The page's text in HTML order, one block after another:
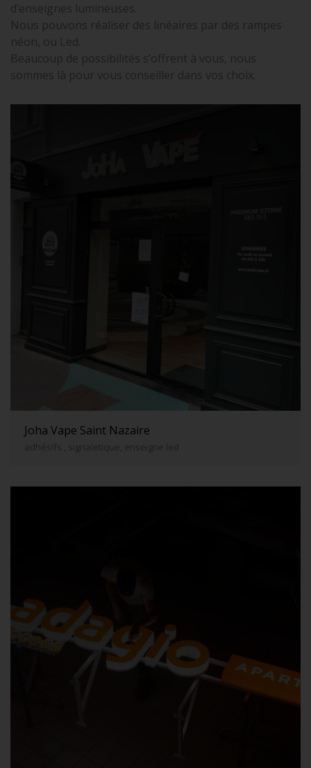
d’enseignes lumineuses.
Nous pouvons réaliser des linéaires par des rampes
néon, ou Led.
Beaucoup de possibilités s’offrent à vous, nous
sommes là pour vous conseiller dans vos choix.
Joha Vape Saint Nazaire
adhésifs , signaletique, enseigne led